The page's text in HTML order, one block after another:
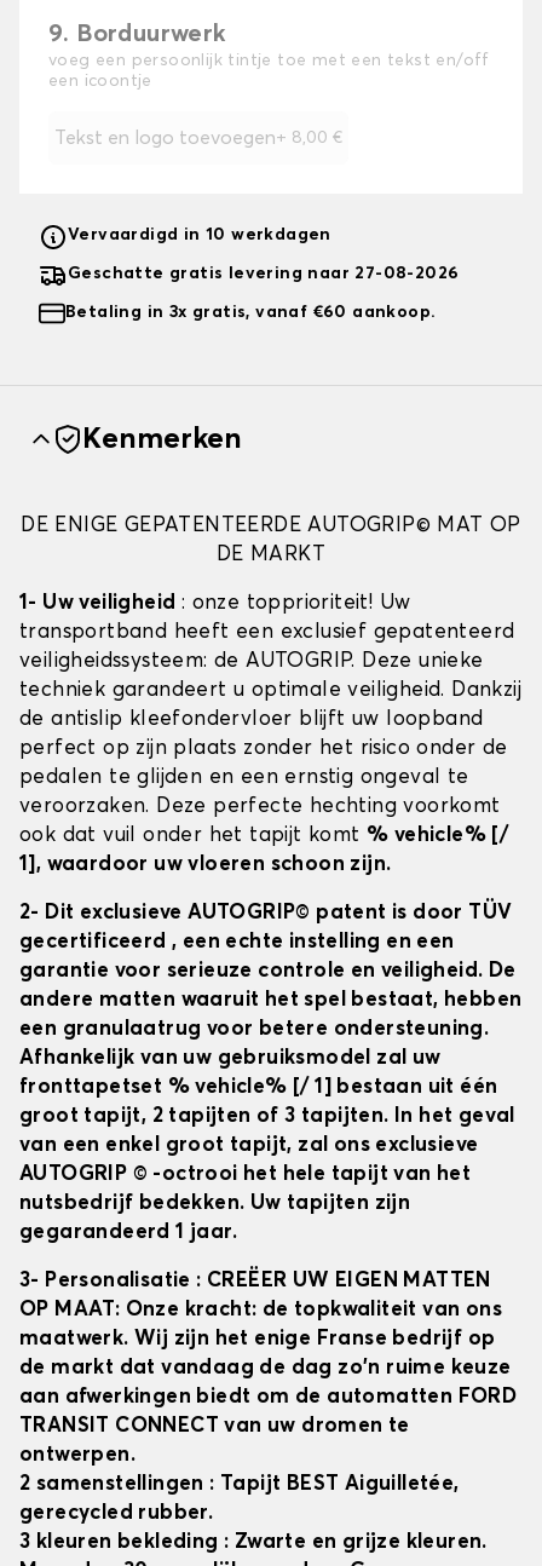
9. Borduurwerk
voeg een persoonlijk tintje toe met een tekst en/off
een icoontje
Tekst en logo toevoegen+ 8,00 €
Vervaardigd in 10 werkdagen
Geschatte gratis levering naar 27-08-2026
Betaling in 3x gratis, vanaf €60 aankoop.
Kenmerken
DE ENIGE GEPATENTEERDE AUTOGRIP© MAT OP
DE MARKT
1- Uw veiligheid : onze topprioriteit! Uw
transportband heeft een exclusief gepatenteerd
veiligheidssysteem: de AUTOGRIP. Deze unieke
techniek garandeert u optimale veiligheid. Dankzij
de antislip kleefondervloer blijft uw loopband
perfect op zijn plaats zonder het risico onder de
pedalen te glijden en een ernstig ongeval te
veroorzaken. Deze perfecte hechting voorkomt
ook dat vuil onder het tapijt komt % vehicle% [/
1], waardoor uw vloeren schoon zijn.
2- Dit exclusieve AUTOGRIP© patent is door TÜV
gecertificeerd, een echte instelling en een
garantie voor serieuze controle en veiligheid. De
andere matten waaruit het spel bestaat, hebben
een granulaatrug voor betere ondersteuning.
Afhankelijk van uw gebruiksmodel zal uw
fronttapetset % vehicle% [/ 1] bestaan uit één
groot tapijt, 2 tapijten of 3 tapijten. In het geval
van een enkel groot tapijt, zal ons exclusieve
AUTOGRIP © -octrooi het hele tapijt van het
nutsbedrijf bedekken. Uw tapijten zijn
gegarandeerd 1 jaar.
3- Personalisatie : CREËER UW EIGEN MATTEN
OP MAAT: Onze kracht: de topkwaliteit van ons
maatwerk. Wij zijn het enige Franse bedrijf op
de markt dat vandaag de dag zo'n ruime keuze
aan afwerkingen biedt om de automatten FORD
TRANSIT CONNECT van uw dromen te
ontwerpen.
2 samenstellingen : Tapijt BEST Aiguilletée,
gerecycled rubber.
3 kleuren bekleding : Zwarte en grijze kleuren.